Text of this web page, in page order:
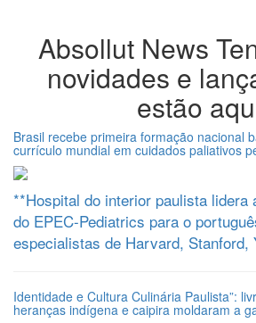
Absollut News
novidades e
estão
Brasil recebe primeira formação nacional
currículo mundial em cuidados paliativos
**Hospital do interior paulista lidera
do EPEC-Pediatrics para o
especialistas de Harvard,
Identidade e Cultura Culinária Paulista”:
heranças indígena e caipira moldaram a